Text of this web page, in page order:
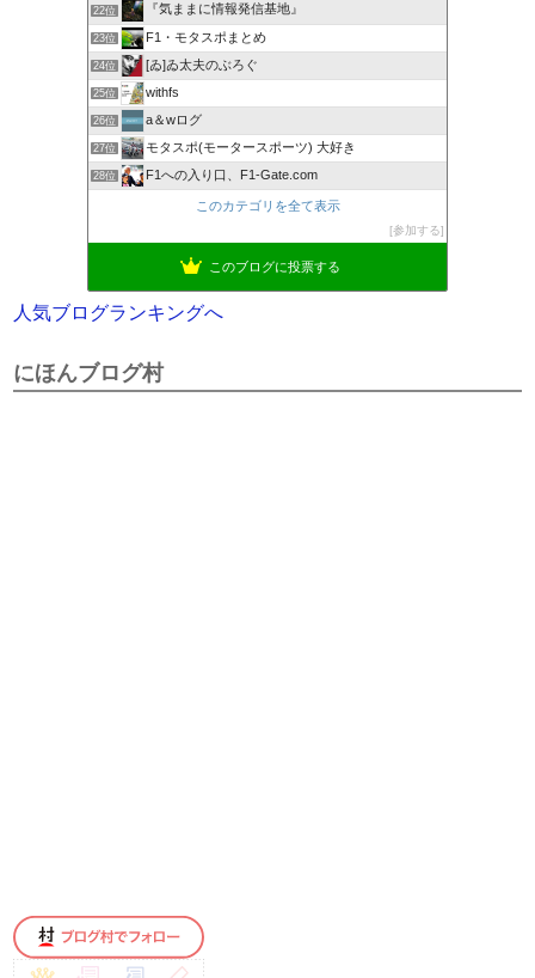
22位 『気ままに情報発信基地』
23位 F1・モタスポまとめ
24位 [ゐ]ゐ太夫のぶろぐ
25位 withfs
26位 a＆wログ
27位 モタスポ(モータースポーツ) 大好き
28位 F1への入り口、F1-Gate.com
このカテゴリを全て表示
参加する
このブログに投票する
人気ブログランキングへ
にほんブログ村